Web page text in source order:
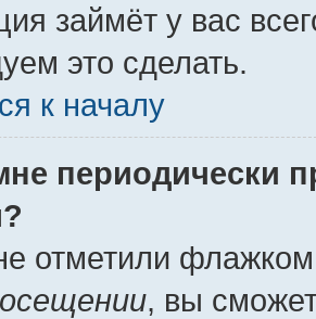
займёт у вас
это сделать.
к началу
периодически
отметили
, вы